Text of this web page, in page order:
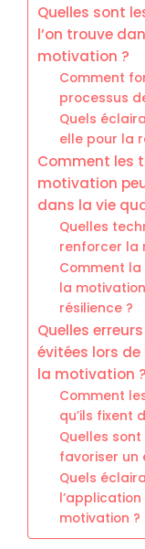
Quelles sont
l’on trouve
motivation ?
Comment
processus
Quels
elle pour la
Comment les
motivation
dans la vie
Quelles
renforcer la
Comment
la
résilience ?
Quelles
évitées lors
la motivation ?
Comment
qu’ils fixent
Quelles
favoriser un
Quels
motivation ?